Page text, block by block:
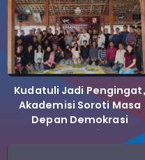
Kudatuli Jadi Pengingat,
Akademisi Soroti Masa
Depan Demokrasi
Indonesia